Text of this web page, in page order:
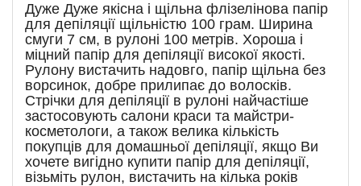
Дуже Дуже якісна і щільна флізелінова папір
для депіляції щільністю 100 грам. Ширина
смуги 7 см, в рулоні 100 метрів. Хороша і
міцний папір для депіляції високої якості.
Рулону вистачить надовго, папір щільна без
ворсинок, добре прилипає до волосків.
Стрічки для депіляції в рулоні найчастіше
застосовують салони краси та майстри-
косметологи, а також велика кількість
покупців для домашньої депіляції, якщо Ви
хочете вигідно купити папір для депіляції,
візьміть рулон, вистачить на кілька років